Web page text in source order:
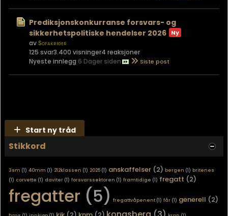
Prediksjonskonkurranse forsvars- og
sikkerhetspolitiske hendelser 2026
avSofakriger
125 svar3.400 visninger4 reaksjoner
Nyeste innlegg 6 Dager siden
Start ny tråd
Stikkord
3sm (1) 40mm (1) 212klassen (1) 2025 (1) anskaffelser (2) bergen (1) britenes
(1) corvette (1) daviter (1) forsvarssektoren (1) framtidige (1) fregatt (2)
fregatter (5) fregattvåpenent (1) får (1) generell (2)